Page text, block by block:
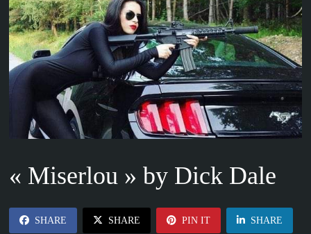
« Miserlou » by Dick Dale
SHARE SHARE PIN IT SHARE